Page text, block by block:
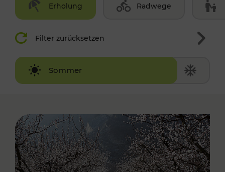
Erholung Radwege
Filter zurücksetzen
Sommer
Winter